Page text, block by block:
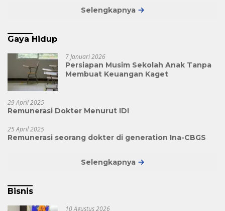
Selengkapnya
Gaya Hidup
7 Januari 2026
Persiapan Musim Sekolah Anak Tanpa
Membuat Keuangan Kaget
29 April 2025
Remunerasi Dokter Menurut IDI
25 April 2025
Remunerasi seorang dokter di generation Ina-CBGS
Selengkapnya
Bisnis
10 Agustus 2026